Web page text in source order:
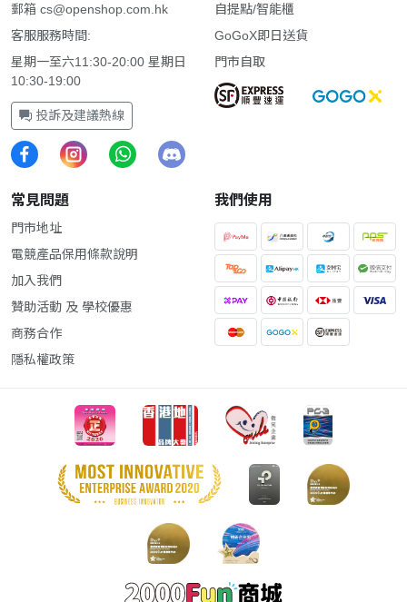
郵箱 cs@openshop.com.hk
客服服務時間:
星期一至六11:30-20:00 星期日
10:30-19:00
投訴及建議熱線
自提點/智能櫃
GoGoX即日送貨
門市自取
常見問題
門市地址
電競產品保用條款說明
加入我們
贊助活動 及 學校優惠
商務合作
隱私權政策
我們使用